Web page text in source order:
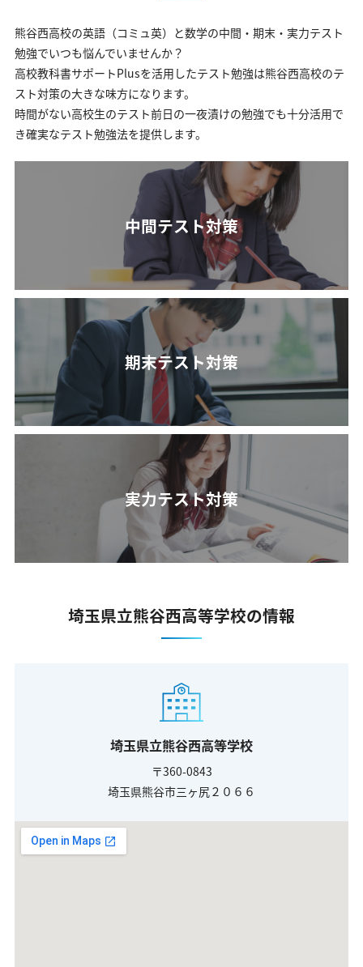
熊谷西高校の英語（コミュ英）と数学の中間・期末・実力テスト
勉強でいつも悩んでいませんか？
高校教科書サポートPlusを活用したテスト勉強は熊谷西高校のテ
スト対策の大きな味方になります。
時間がない高校生のテスト前日の一夜漬けの勉強でも十分活用で
き確実なテスト勉強法を提供します。
中間テスト対策
期末テスト対策
実力テスト対策
埼玉県立熊谷西高等学校の情報
埼玉県立熊谷西高等学校
〒360-0843
埼玉県熊谷市三ヶ尻２０６６